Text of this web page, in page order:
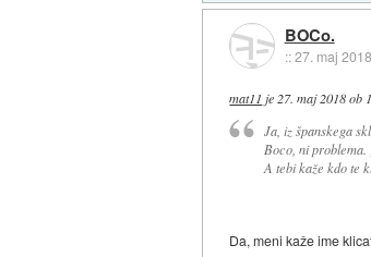
BOCo.
::27. maj
mat11 je 27. maj 2018 ob
Ja, iz španskega
Boco, ni problema.
A tebi kaže kdo te
Da, meni kaže ime